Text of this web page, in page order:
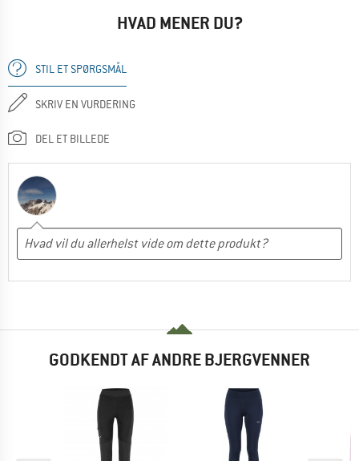
HVAD MENER DU?
STIL ET SPØRGSMÅL
SKRIV EN VURDERING
DEL ET BILLEDE
GODKENDT AF ANDRE BJERGVENNER